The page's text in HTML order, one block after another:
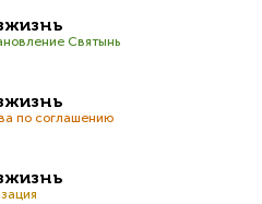
Святынь
по соглашению